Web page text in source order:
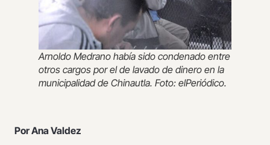
Arnoldo Medrano había sido condenado entre
otros cargos por el de lavado de dinero en la
municipalidad de Chinautla. Foto: elPeriódico.
Por Ana Valdez